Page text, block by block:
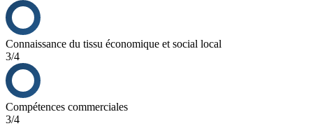
Connaissance du tissu économique et social local
3/4
Compétences commerciales
3/4